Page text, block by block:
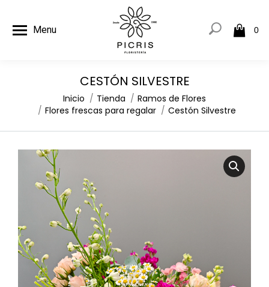
Menu 0
CESTÓN SILVESTRE
Estás aquí:Inicio Tienda
Ramos de Flores
Flores frescas para regalar
Cestón Silvestre